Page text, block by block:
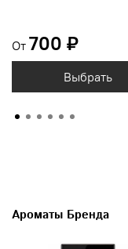
От 700 ₽
Выбрать
Ароматы Бренда